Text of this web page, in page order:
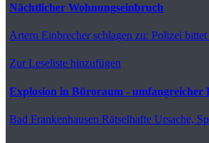
Nächtlicher Wohnungseinbruch
Artern Einbrecher schlagen zu: Polizei
Zur Leseliste hinzufügen
Explosion in Büroraum - umfangreicher
Bad Frankenhausen Rätselhafte Ursache,